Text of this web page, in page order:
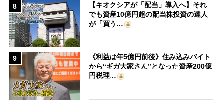
8
【キオクシアが「配当」導入へ】それ
でも資産10億円超の配当株投資の達人
が「買う…
9
《利益は年5億円前後》住み込みバイト
から“ギガ大家さん”となった資産200億
円税理…